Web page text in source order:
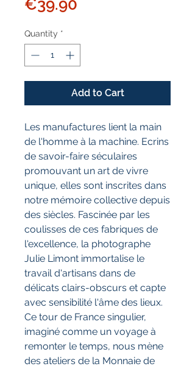
€39.90
Quantity *
Add to Cart
Les manufactures lient la main
de l'homme à la machine. Ecrins
de savoir-faire séculaires
promouvant un art de vivre
unique, elles sont inscrites dans
notre mémoire collective depuis
des siècles. Fascinée par les
coulisses de ces fabriques de
l'excellence, la photographe
Julie Limont immortalise le
travail d'artisans dans de
délicats clairs-obscurs et capte
avec sensibilité l'âme des lieux.
Ce tour de France singulier,
imaginé comme un voyage à
remonter le temps, nous mène
des ateliers de la Monnaie de